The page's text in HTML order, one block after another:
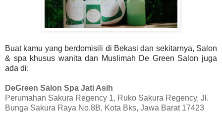
Buat kamu yang berdomisili di Bekasi dan sekitarnya, Salon
& spa khusus wanita dan Muslimah De Green Salon juga
ada di:
DeGreen Salon Spa Jati Asih
Perumahan Sakura Regency 1, Ruko Sakura Regency, Jl.
Bunga Sakura Raya No.8B, Kota Bks, Jawa Barat 17423